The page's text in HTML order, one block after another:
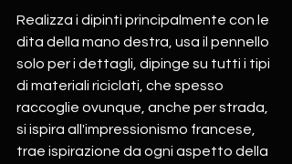
Realizza i dipinti principalmente con le
dita della mano destra, usa il pennello
solo per i dettagli, dipinge su tutti i tipi
di materiali riciclati, che spesso
raccoglie ovunque, anche per strada,
si ispira all'impressionismo francese,
trae ispirazione da ogni aspetto della